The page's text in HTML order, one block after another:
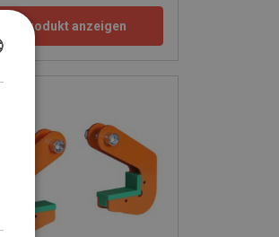
Produkt anzeigen